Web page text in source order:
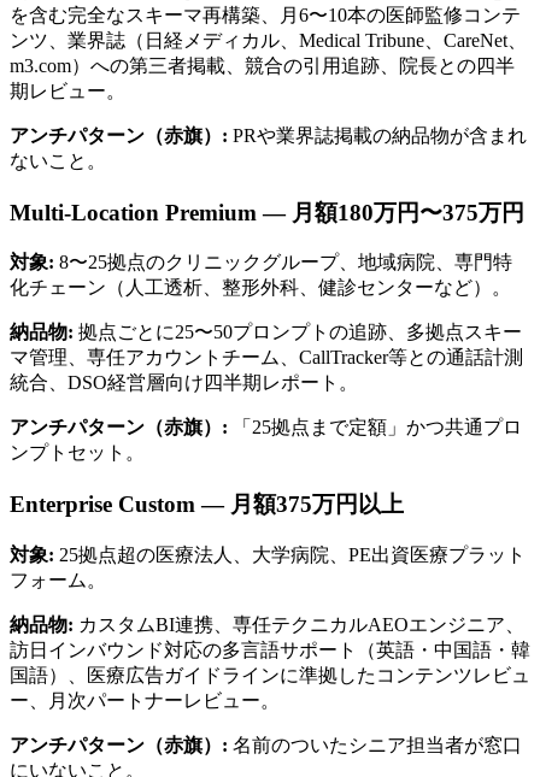
を含む完全なスキーマ再構築、月6〜10本の医師監修コンテ
ンツ、業界誌（日経メディカル、Medical Tribune、CareNet、
m3.com）への第三者掲載、競合の引用追跡、院長との四半
期レビュー。
アンチパターン（赤旗）: PRや業界誌掲載の納品物が含まれ
ないこと。
Multi-Location Premium — 月額180万円〜375万円
対象: 8〜25拠点のクリニックグループ、地域病院、専門特
化チェーン（人工透析、整形外科、健診センターなど）。
納品物: 拠点ごとに25〜50プロンプトの追跡、多拠点スキー
マ管理、専任アカウントチーム、CallTracker等との通話計測
統合、DSO経営層向け四半期レポート。
アンチパターン（赤旗）: 「25拠点まで定額」かつ共通プロ
ンプトセット。
Enterprise Custom — 月額375万円以上
対象: 25拠点超の医療法人、大学病院、PE出資医療プラット
フォーム。
納品物: カスタムBI連携、専任テクニカルAEOエンジニア、
訪日インバウンド対応の多言語サポート（英語・中国語・韓
国語）、医療広告ガイドラインに準拠したコンテンツレビュ
ー、月次パートナーレビュー。
アンチパターン（赤旗）: 名前のついたシニア担当者が窓口
にいないこと。